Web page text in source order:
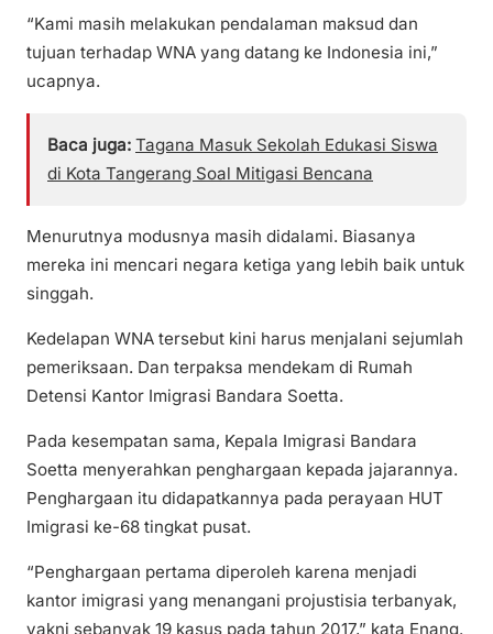
“Kami masih melakukan pendalaman maksud dan
tujuan terhadap WNA yang datang ke Indonesia ini,”
ucapnya.
Baca juga: Tagana Masuk Sekolah Edukasi Siswa
di Kota Tangerang Soal Mitigasi Bencana
Menurutnya modusnya masih didalami. Biasanya
mereka ini mencari negara ketiga yang lebih baik untuk
singgah.
Kedelapan WNA tersebut kini harus menjalani sejumlah
pemeriksaan. Dan terpaksa mendekam di Rumah
Detensi Kantor Imigrasi Bandara Soetta.
Pada kesempatan sama, Kepala Imigrasi Bandara
Soetta menyerahkan penghargaan kepada jajarannya.
Penghargaan itu didapatkannya pada perayaan HUT
Imigrasi ke-68 tingkat pusat.
“Penghargaan pertama diperoleh karena menjadi
kantor imigrasi yang menangani projustisia terbanyak,
yakni sebanyak 19 kasus pada tahun 2017,” kata Enang.